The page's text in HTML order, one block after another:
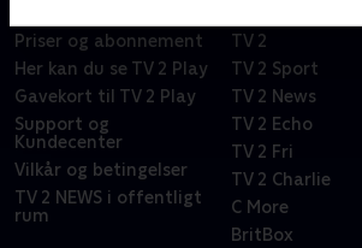
Priser og abonnement
Her kan du se TV 2 Play
Gavekort til TV 2 Play
Support og
Kundecenter
Vilkår og betingelser
TV 2 NEWS i offentligt
rum
TV 2
TV 2 Sport
TV 2 News
TV 2 Echo
TV 2 Fri
TV 2 Charlie
C More
BritBox